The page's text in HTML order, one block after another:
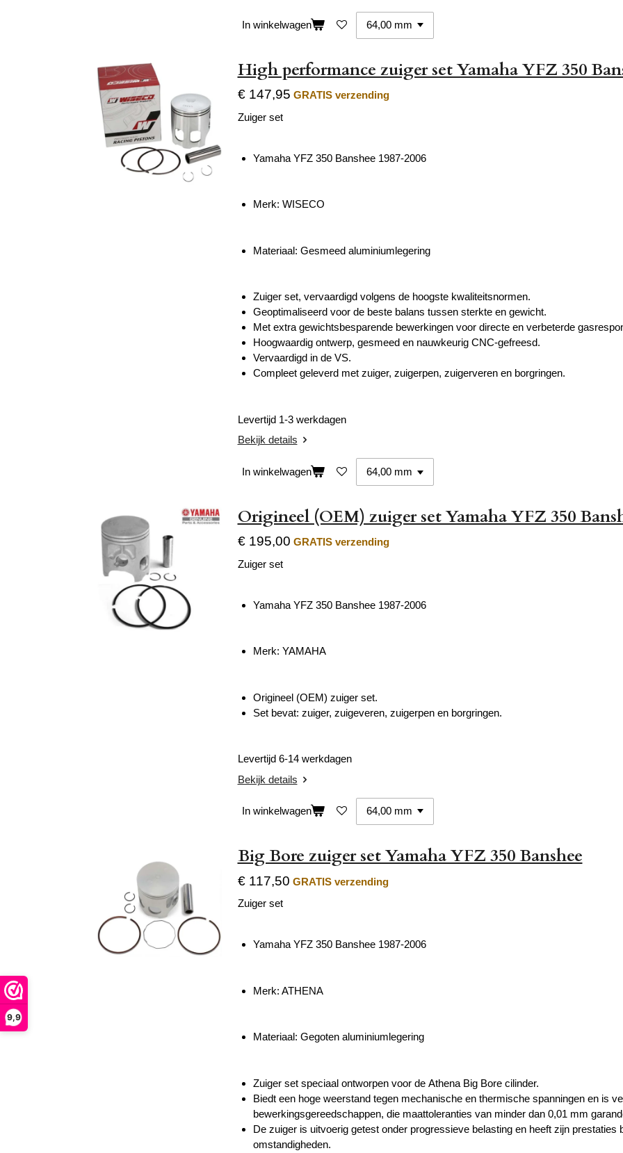
9,9
In winkelwagen
High performance zuiger set Yamaha YFZ 350
€ 147,95 GRATIS verzending
Zuiger set
Yamaha YFZ 350 Banshee 1987-2006
Merk: WISECO
Materiaal: Gesmeed aluminiumlegering
Zuiger set, vervaardigd volgens de hoogste kwaliteitsnormen.
Geoptimaliseerd voor de beste balans tussen sterkte en gewicht.
Met extra gewichtsbesparende bewerkingen voor directe en verbeterde
Hoogwaardig ontwerp, gesmeed en nauwkeurig CNC-gefreesd.
Vervaardigd in de VS.
Compleet geleverd met zuiger, zuigerpen, zuigerveren en borgringen.
Levertijd 1-3 werkdagen
Bekijk details
In winkelwagen
Origineel (OEM) zuiger set Yamaha YFZ 350
€ 195,00 GRATIS verzending
Zuiger set
Yamaha YFZ 350 Banshee 1987-2006
Merk: YAMAHA
Origineel (OEM) zuiger set.
Set bevat: zuiger, zuigeveren, zuigerpen en borgringen.
Levertijd 6-14 werkdagen
Bekijk details
In winkelwagen
Big Bore zuiger set Yamaha YFZ 350 Banshee
€ 117,50 GRATIS verzending
Zuiger set
Yamaha YFZ 350 Banshee 1987-2006
Merk: ATHENA
Materiaal: Gegoten aluminiumlegering
Zuiger set speciaal ontworpen voor de Athena Big Bore cilinder.
Biedt een hoge weerstand tegen mechanische en thermische spanningen en is
bewerkingsgereedschappen, die maattoleranties van minder dan 0,01 mm
De zuiger is uitvoerig getest onder progressieve belasting en heeft zijn
omstandigheden.